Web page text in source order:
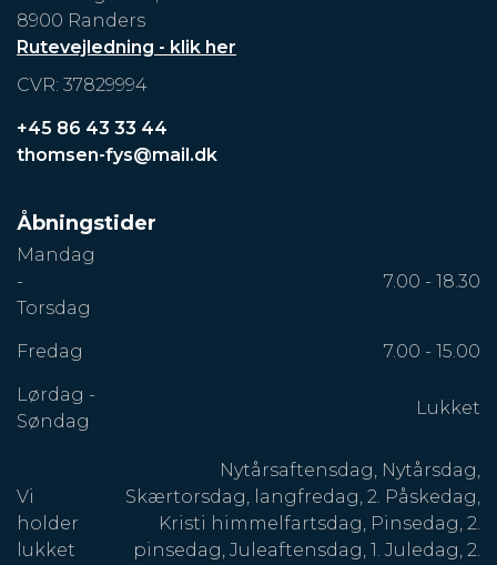
8900 Randers
Rutevejledning - klik her
CVR: 37829994
+45 86 43 33 44
thomsen-fys@mail.dk
Åbningstider
Mandag
-
Torsdag
7.00 - 18.30
Fredag 7.00 - 15.00
Lørdag -
Søndag
Lukket
Vi
holder
lukket
Nytårsaftensdag, Nytårsdag,
Skærtorsdag, langfredag, 2. Påskedag,
Kristi himmelfartsdag, Pinsedag, 2.
pinsedag, Juleaftensdag, 1. Juledag, 2.